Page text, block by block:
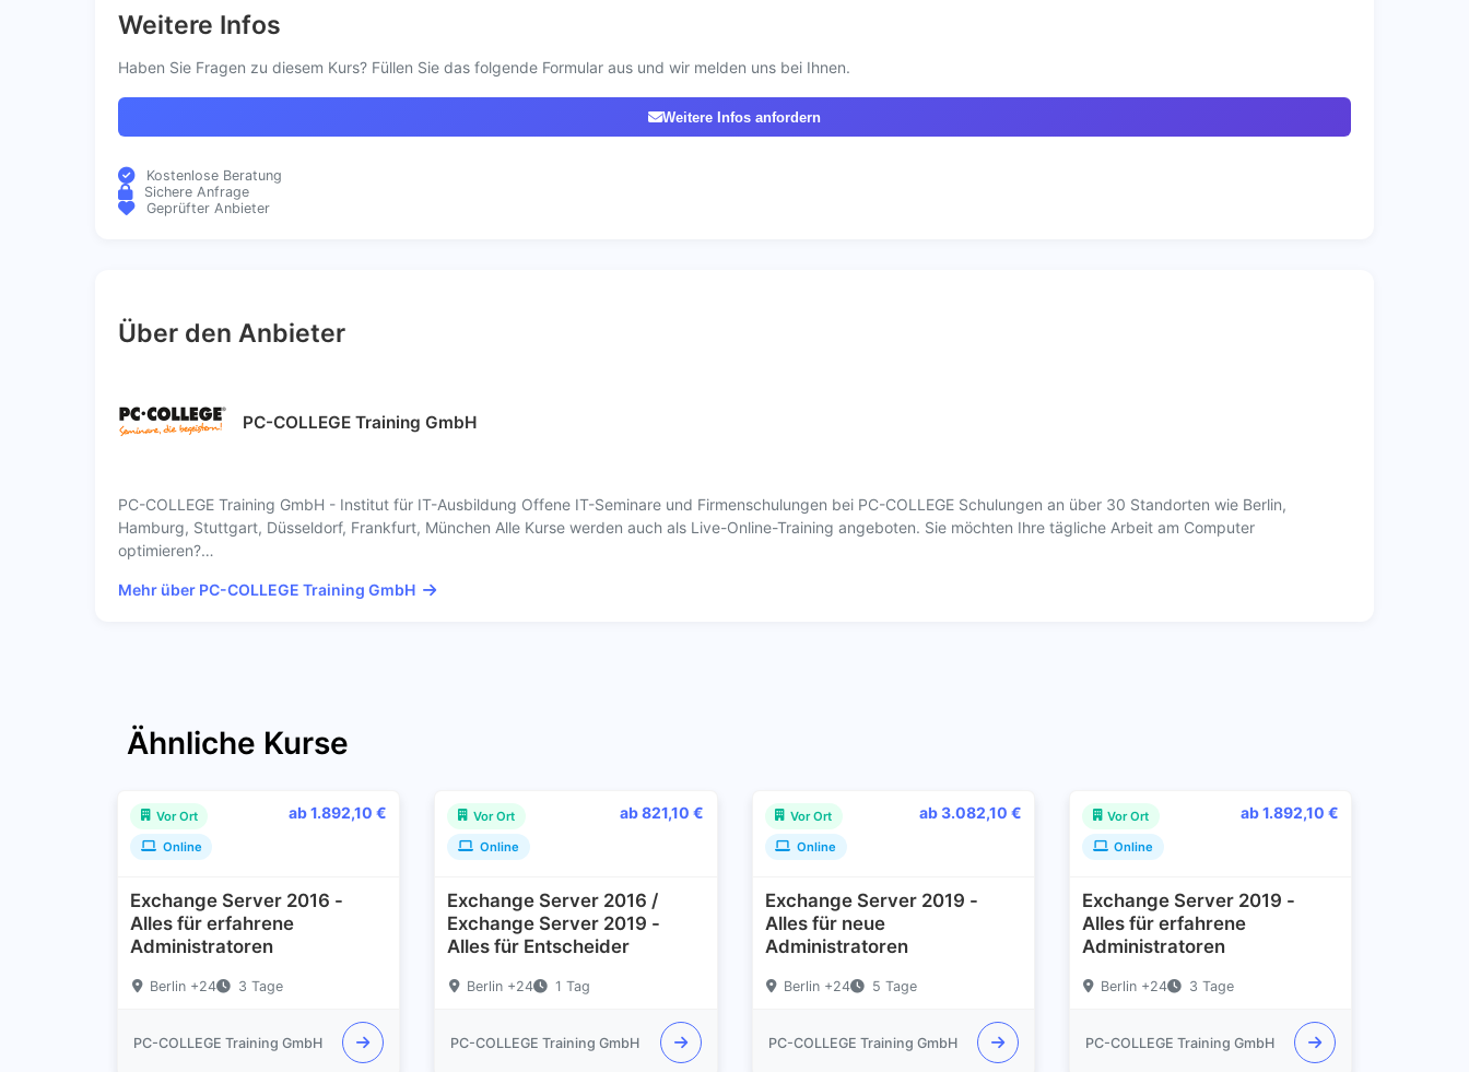
Weitere Infos
Haben Sie Fragen zu diesem Kurs? Füllen Sie das folgende Formular aus und wir melden uns bei Ihnen.
Weitere Infos anfordern
Kostenlose Beratung
Sichere Anfrage
Geprüfter Anbieter
Über den Anbieter
PC-COLLEGE Training GmbH
PC-COLLEGE Training GmbH - Institut für IT-Ausbildung Offene IT-Seminare und Firmenschulungen bei PC-COLLEGE Schulungen an über 30 Standorten wie Berlin,
Hamburg, Stuttgart, Düsseldorf, Frankfurt, München Alle Kurse werden auch als Live-Online-Training angeboten. Sie möchten Ihre tägliche Arbeit am Computer
optimieren?…
Mehr über PC-COLLEGE Training GmbH
Ähnliche Kurse
Vor Ort
Online
ab 1.892,10 €
Exchange Server 2016 -
Alles für erfahrene
Administratoren
Berlin +24 3 Tage
PC-COLLEGE Training GmbH
Vor Ort
Online
ab 821,10 €
Exchange Server 2016 /
Exchange Server 2019 -
Alles für Entscheider
Berlin +24 1 Tag
PC-COLLEGE Training GmbH
Vor Ort
Online
ab 3.082,10 €
Exchange Server 2019 -
Alles für neue
Administratoren
Berlin +24 5 Tage
PC-COLLEGE Training GmbH
Vor Ort
Online
ab 1.892,10 €
Exchange Server 2019 -
Alles für erfahrene
Administratoren
Berlin +24 3 Tage
PC-COLLEGE Training GmbH